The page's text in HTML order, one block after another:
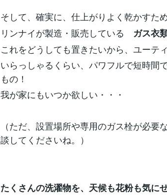
そして、確実に、仕上がりよく乾かすた
リンナイが製造・販売している ガス衣
これをどうしても置きたいから、ユーテ
いらっしゃるくらい、パワフルで短時間
もの！
我が家にもいつか欲しい・・・
（ただ、設置場所や専用のガス栓が必
談してくださいね。）
たくさんの洗濯物を、天候も花粉も気に